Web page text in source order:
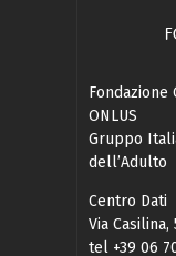
Fondazione
ONLUS
Gruppo
dell’Adulto
Centro Dati
Via Casilina,
tel +39 06